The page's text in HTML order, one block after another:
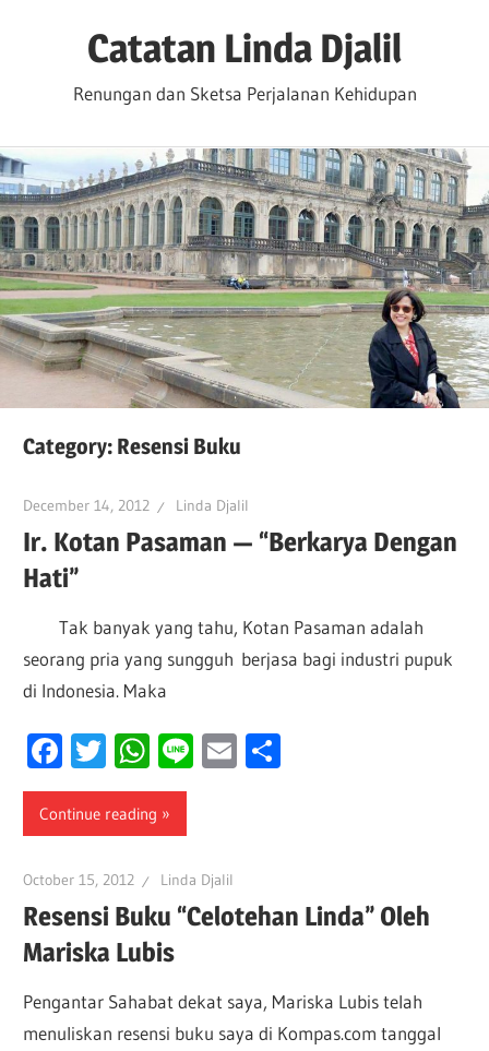
Catatan Linda Djalil
Renungan dan Sketsa Perjalanan Kehidupan
Category: Resensi Buku
December 14, 2012 Linda Djalil
Ir. Kotan Pasaman — “Berkarya Dengan
Hati”
Tak banyak yang tahu, Kotan Pasaman adalah
seorang pria yang sungguh berjasa bagi industri pupuk
di Indonesia. Maka
Facebook
Twitter
WhatsApp
LineEmail
Continue reading
October 15, 2012 Linda Djalil
Resensi Buku “Celotehan Linda” Oleh
Mariska Lubis
Pengantar Sahabat dekat saya, Mariska Lubis telah
menuliskan resensi buku saya di Kompas.com tanggal